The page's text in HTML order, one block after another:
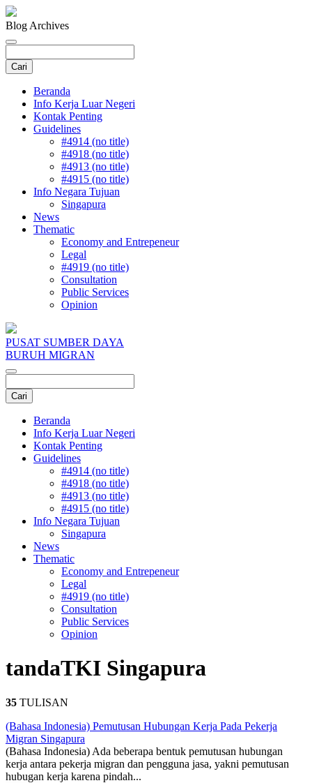
Blog Archives
Beranda
Info Kerja Luar Negeri
Kontak Penting
Guidelines
#4914 (no title)
#4918 (no title)
#4913 (no title)
#4915 (no title)
Info Negara Tujuan
Singapura
News
Thematic
Economy and Entrepeneur
Legal
#4919 (no title)
Consultation
Public Services
Opinion
PUSAT SUMBER DAYA
BURUH MIGRAN
Beranda
Info Kerja Luar Negeri
Kontak Penting
Guidelines
#4914 (no title)
#4918 (no title)
#4913 (no title)
#4915 (no title)
Info Negara Tujuan
Singapura
News
Thematic
Economy and Entrepeneur
Legal
#4919 (no title)
Consultation
Public Services
Opinion
tandaTKI Singapura
35 TULISAN
(Bahasa Indonesia) Pemutusan Hubungan Kerja Pada Pekerja
Migran Singapura
(Bahasa Indonesia) Ada beberapa bentuk pemutusan hubungan
kerja antara pekerja migran dan pengguna jasa, yakni pemutusan
hubugan kerja karena pindah...